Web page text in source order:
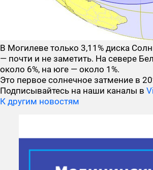
В Могилеве только 3,11% диска
— почти и не заметить. На севере
около 6%, на юге — около 1%.
Это первое солнечное затмение в
Подписывайтесь на наши каналы в
К другим новостям